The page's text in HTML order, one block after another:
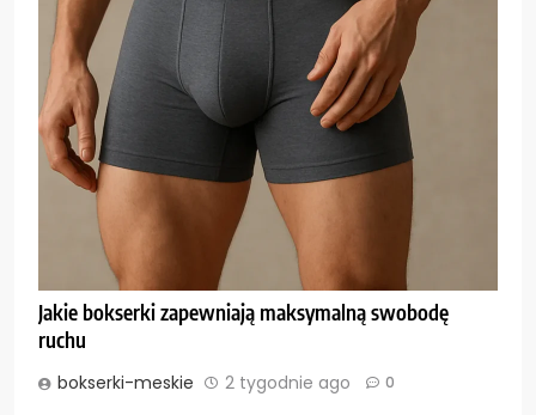
Jakie bokserki zapewniają maksymalną swobodę
ruchu
bokserki-meskie 2 tygodnie ago 0